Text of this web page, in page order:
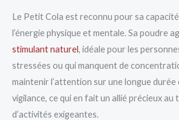
Le Petit Cola est reconnu pour sa
l’énergie physique et mentale. Sa poudre
stimulant naturel, idéale pour les
stressées ou qui manquent de
maintenir l’attention sur une longue durée
vigilance, ce qui en fait un allié précieux au
d’activités exigeantes.